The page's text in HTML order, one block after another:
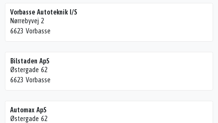
Vorbasse Autoteknik I/S
Nørrebyvej 2
6623 Vorbasse
Bilstaden ApS
Østergade 62
6623 Vorbasse
Automax ApS
Østergade 62